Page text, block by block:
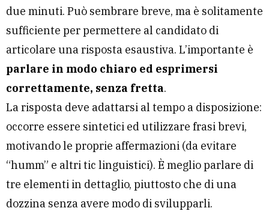
due minuti. Può sembrare breve, ma è solitamente
sufficiente per permettere al candidato di
articolare una risposta esaustiva. L’importante è
parlare in modo chiaro ed esprimersi
correttamente, senza fretta.
La risposta deve adattarsi al tempo a disposizione:
occorre essere sintetici ed utilizzare frasi brevi,
motivando le proprie affermazioni (da evitare
“humm” e altri tic linguistici). È meglio parlare di
tre elementi in dettaglio, piuttosto che di una
dozzina senza avere modo di svilupparli.